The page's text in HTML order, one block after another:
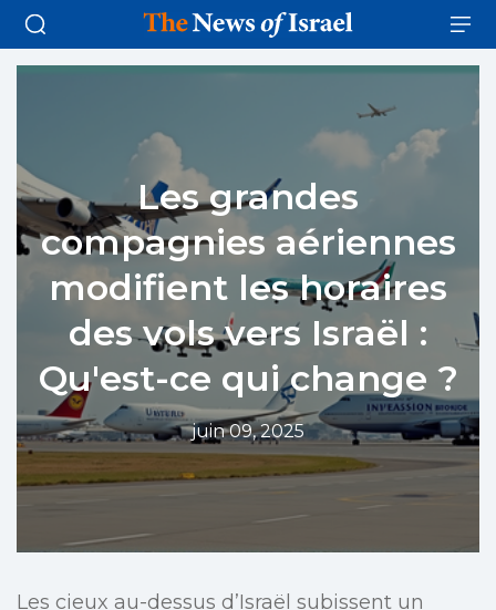
Les grandes
compagnies aériennes
modifient les horaires
des vols vers Israël :
Qu'est-ce qui change ?
juin 09, 2025
Les cieux au-dessus d’Israël subissent un